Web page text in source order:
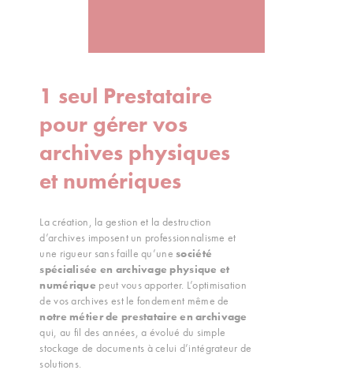
1 seul Prestataire
pour gérer vos
archives physiques
et numériques
La création, la gestion et la destruction
d’archives imposent un professionnalisme et
une rigueur sans faille qu’une société
spécialisée en archivage physique et
numérique peut vous apporter. L’optimisation
de vos archives est le fondement même de
notre métier de prestataire en archivage
qui, au fil des années, a évolué du simple
stockage de documents à celui d’intégrateur de
solutions.